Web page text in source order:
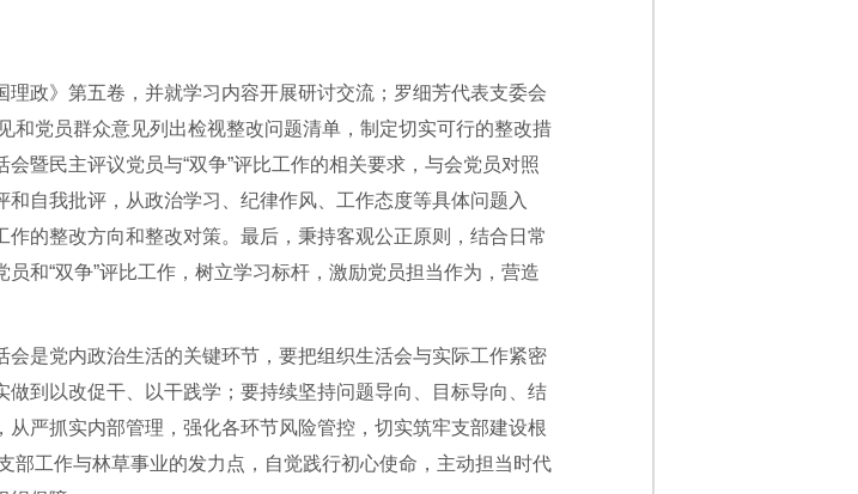
政》第五卷，并就学习内容开展研讨交流；罗细芳代表支委会
和党员群众意见列出检视整改问题清单，制定切实可行的整改措
暨民主评议党员与“双争”评比工作的相关要求，与会党员对照
自我批评，从政治学习、纪律作风、工作态度等具体问题入
的整改方向和整改对策。最后，秉持客观公正原则，结合日常
和“双争”评比工作，树立学习标杆，激励党员担当作为，营造
是党内政治生活的关键环节，要把组织生活会与实际工作紧密
到以改促干、以干践学；要持续坚持问题导向、目标导向、结
严抓实内部管理，强化各环节风险管控，切实筑牢支部建设根
部工作与林草事业的发力点，自觉践行初心使命，主动担当时代